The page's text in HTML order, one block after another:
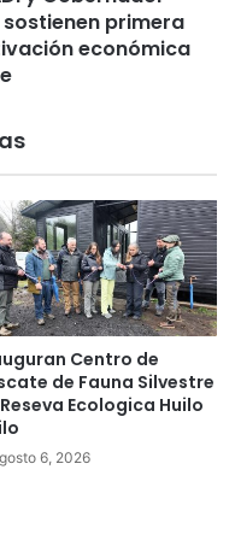
primera
económica
Centro de
de Fauna Silvestre
Ecologica Huilo
6, 2026